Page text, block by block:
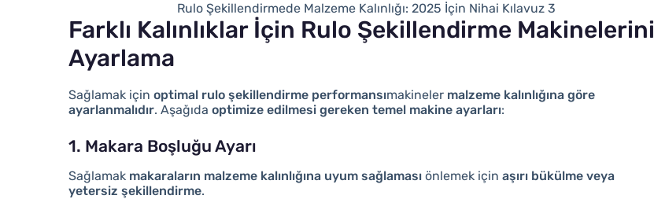
Rulo Şekillendirmede Malzeme Kalınlığı: 2025 İçin Nihai Kılavuz 3
Farklı Kalınlıklar İçin Rulo Şekillendirme Makinelerini
Ayarlama
Sağlamak içinoptimal rulo şekillendirme performansımakineler malzeme kalınlığına göre
ayarlanmalıdır. Aşağıdaoptimize edilmesi gereken temel makine ayarları:
1. Makara Boşluğu Ayarı
Sağlamak makaraların malzeme kalınlığına uyum sağlaması önlemek içinaşırı bükülme veya
yetersiz şekillendirme.